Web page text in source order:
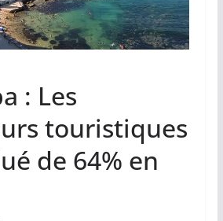
: Les
touristiques
de 64% en